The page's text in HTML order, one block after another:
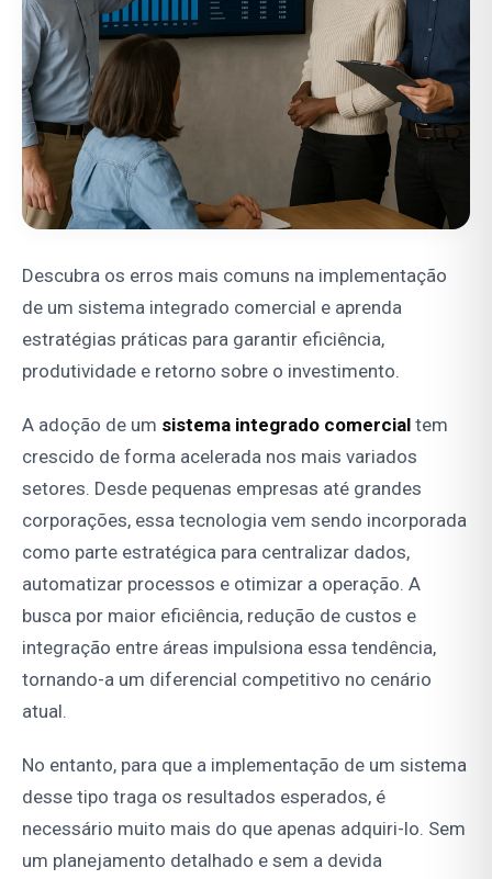
Descubra os erros mais comuns na implementação
de um sistema integrado comercial e aprenda
estratégias práticas para garantir eficiência,
produtividade e retorno sobre o investimento.
A adoção de um sistema integrado comercial tem
crescido de forma acelerada nos mais variados
setores. Desde pequenas empresas até grandes
corporações, essa tecnologia vem sendo incorporada
como parte estratégica para centralizar dados,
automatizar processos e otimizar a operação. A
busca por maior eficiência, redução de custos e
integração entre áreas impulsiona essa tendência,
tornando-a um diferencial competitivo no cenário
atual.
No entanto, para que a implementação de um sistema
desse tipo traga os resultados esperados, é
necessário muito mais do que apenas adquiri-lo. Sem
um planejamento detalhado e sem a devida